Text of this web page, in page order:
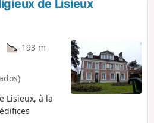
de Lisieux
-193 m
Lisieux, à la